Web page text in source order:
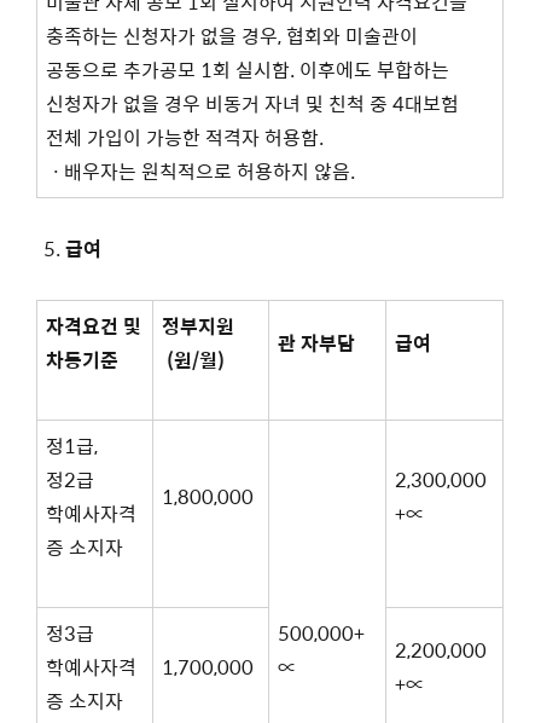
충족하는 신청자가 없을 경우, 협회와 미술관이
공동으로 추가공모 1회 실시함. 이후에도 부합하는
신청자가 없을 경우 비동거 자녀 및 친척 중 4대보험
전체 가입이 가능한 적격자 허용함.
ㆍ배우자는 원칙적으로 허용하지 않음.
급여
자격요건 및
차등기준
정부지원
(원/월)
관 자부담 급여
정1급,
정2급
학예사자격
증 소지자
1,800,000
500,000+
∝
2,300,000
+∝
정3급
학예사자격
증 소지자
1,700,000
2,200,000
+∝